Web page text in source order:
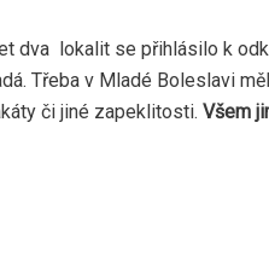
dva lokalit se přihlásilo k
Třeba v Mladé Boleslavi
či jiné zapeklitosti. Všem